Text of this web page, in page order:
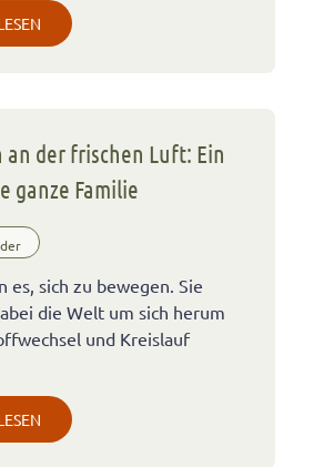
der frischen Luft: Ein
ganze Familie
es, sich zu bewegen. Sie
die Welt um sich herum
und Kreislauf